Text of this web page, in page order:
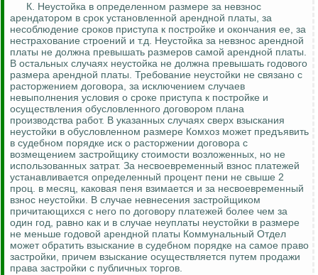
К. Неустойка в определенном размере за невзнос
арендатором в срок установленной арендной платы, за
несоблюдение сроков приступа к постройке и окончания ее, за
нестрахование строений и т.д. Неустойка за невзнос арендной
платы не должна превышать размеров самой арендной платы.
В остальных случаях неустойка не должна превышать годового
размера арендной платы. Требование неустойки не связано с
расторжением договора, за исключением случаев
невыполнения условия о сроке приступа к постройке и
осуществления обусловленного договором плана
производства работ. В указанных случаях сверх взыскания
неустойки в обусловленном размере Комхоз может предъявить
в судебном порядке иск о расторжении договора с
возмещением застройщику стоимости возложенных, но не
использованных затрат. За несвоевременный взнос платежей
устанавливается определенный процент пени не свыше 2
проц. в месяц, каковая пеня взимается и за несвоевременный
взнос неустойки. В случае невнесения застройщиком
причитающихся с него по договору платежей более чем за
один год, равно как и в случае неуплаты неустойки в размере
не меньше годовой арендной платы Коммунальный Отдел
может обратить взыскание в судебном порядке на самое право
застройки, причем взыскание осуществляется путем продажи
права застройки с публичных торгов.